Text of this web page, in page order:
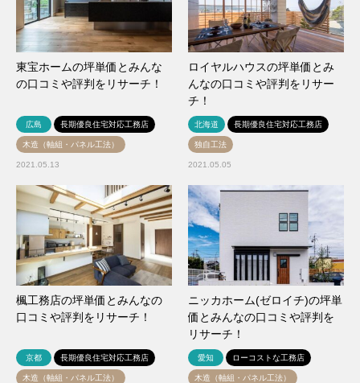
東宝ホームの坪単価とみんな
の口コミや評判をリサーチ！
広島 長期優良住宅対応工務店
木造（軸組・パネル工法）
2021.05.13
ロイヤルハウスの坪単価とみ
んなの口コミや評判をリサー
チ！
北海道 長期優良住宅対応工務店
独自工法
2021.05.05
楓工務店の坪単価とみんなの
口コミや評判をリサーチ！
京都 長期優良住宅対応工務店
木造（軸組・パネル工法）
ニッカホーム(ゼロイチ)の坪単
価とみんなの口コミや評判を
リサーチ！
愛知 ローコストな工務店
木造（軸組・パネル工法）